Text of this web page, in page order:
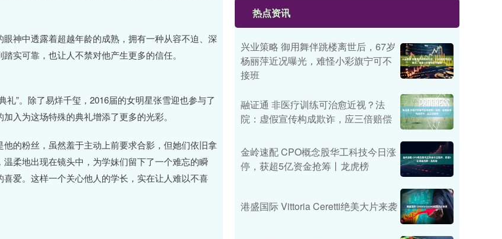
神中透露着超越年龄的成熟，拥有一种从容不迫、深
实可靠，也让人不禁对他产生更多的信任。
”。除了易烊千玺，2016届的女明星张雪迎也参与了
入为这场特殊的典礼增添了更多的光彩。
的粉丝，虽然羞于主动上前要求合影，但她们依旧拿
柔地出现在镜头中，为学妹们留下了一个难忘的瞬
爱。这样一个关心他人的学长，实在让人难以不喜
热点资讯
兴业策略 御用舞伴跳楼离世后，67岁
杨丽萍近况曝光，难怪小彩旗宁可不
接班
融证通 非医疗训练可治愈近视？法
院：虚假宣传构成欺诈，应三倍赔偿
金岭速配 CPO概念股华工科技今日涨
停，获超5亿资金抢筹丨龙虎榜
港盛国际 Vittoria Ceretti绝美大片来袭